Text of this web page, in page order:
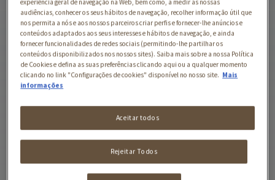
alimentação para gatos
deliciosa e de qualidade,
para nutrir o infinito
interesse do seu
explorador pelo mundo.
Sem corantes,
aromatizantes ou
conservantes artificiais
adicionados
experiência geral de navegação na Web, bem como, a medir as nossas
audiências, conhecer os seus hábitos de navegação, recolher informação útil que
nos permita a nós e aos nossos parceiros criar perfis e fornecer-lhe anúncios e
conteúdos adaptados aos seus interesses e hábitos de navegação, e ainda
fornecer funcionalidades de redes sociais (permitindo-lhe partilhar os
conteúdos disponibilizados nos nossos sites). Saiba mais sobre a nossa Política
de Cookies e defina as suas preferências clicando aqui ou a qualquer momento
clicando no link "Configurações de cookies" disponível no nosso site. Mais
informações
Rejeitar Todos
Aceitar todos